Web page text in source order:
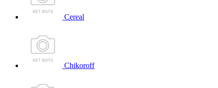
Cereal
Chikoroff